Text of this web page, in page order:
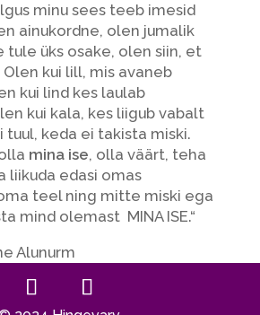
minu sees teeb imesid
ainukordne, olen jumalik
tule üks osake, olen siin, et
kui lill, mis avaneb
kui lind kes laulab
kui kala, kes liigub vabalt
tuul, keda ei takista miski.
mina ise, olla väärt, teha
liikuda edasi omas
teel ning mitte miski ega
mind olemast MINA ISE.“
Alunurm